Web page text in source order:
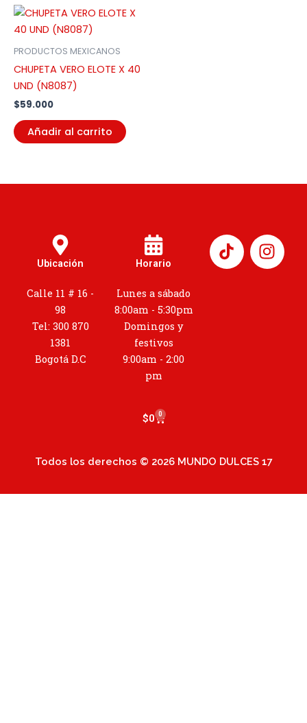
PRODUCTOS MEXICANOS
CHUPETA VERO ELOTE X 40
UND (N8087)
$59.000
Añadir al carrito
Ubicación
Calle 11 # 16 -
98
Tel: 300 870
1381
Bogotá D.C
Horario
Lunes a sábado
8:00am - 5:30pm
Domingos y
festivos
9:00am - 2:00
pm
I
n
s
$0 0
Cart
Todos los derechos © 2026 MUNDO DULCES 17